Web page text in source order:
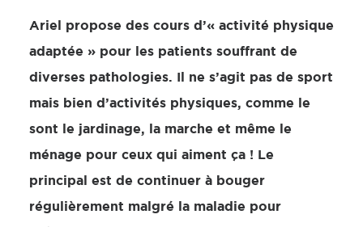
Ariel propose des cours d’« activité physique
adaptée » pour les patients souffrant de
diverses pathologies. Il ne s’agit pas de sport
mais bien d’activités physiques, comme le
sont le jardinage, la marche et même le
ménage pour ceux qui aiment ça ! Le
principal est de continuer à bouger
régulièrement malgré la maladie pour